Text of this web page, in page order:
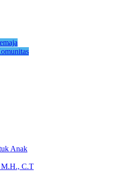
Anak
M.H., C.T